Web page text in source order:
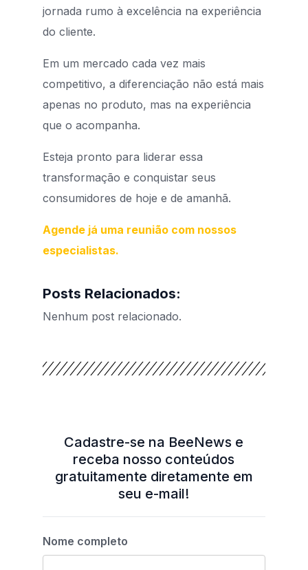
jornada rumo à excelência na experiência
do cliente.
Em um mercado cada vez mais
competitivo, a diferenciação não está mais
apenas no produto, mas na experiência
que o acompanha.
Esteja pronto para liderar essa
transformação e conquistar seus
consumidores de hoje e de amanhã.
Agende já uma reunião com nossos
especialistas.
Posts Relacionados:
Nenhum post relacionado.
Cadastre-se na BeeNews e
receba nosso conteúdos
gratuitamente diretamente em
seu e-mail!
Nome completo